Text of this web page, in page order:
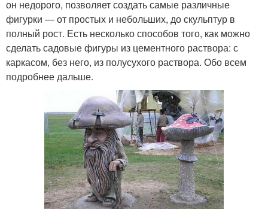
он недорого, позволяет создать самые различные
фигурки — от простых и небольших, до скульптур в
полный рост. Есть несколько способов того, как можно
сделать садовые фигуры из цементного раствора: с
каркасом, без него, из полусухого раствора. Обо всем
подробнее дальше.